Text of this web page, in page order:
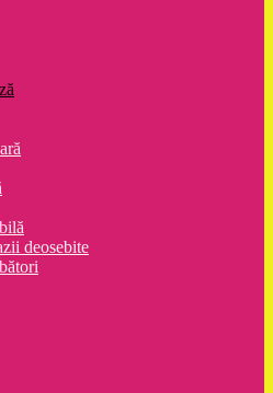
deosebite